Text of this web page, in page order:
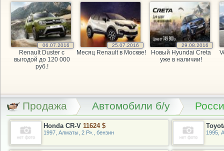
06.07.2016
Renault Duster с
выгодой до 120 000
руб.!
25.07.2016
Месяц Renault в Москве!
29.08.2016
Новый Hyundai Creta
уже в наличии!
Продажа Автомобили б/у
Honda CR-V 11624 $
1997, Алматы, 2 Р»., бензин 1995,